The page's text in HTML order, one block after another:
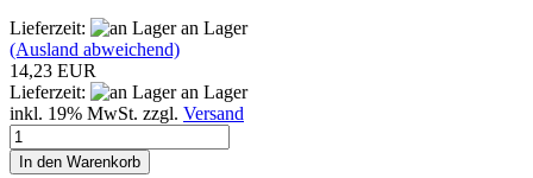
Lieferzeit:
an Lager
(Ausland abweichend)
14,23 EUR
Lieferzeit:
an Lager
inkl. 19% MwSt. zzgl. Versand
In den Warenkorb